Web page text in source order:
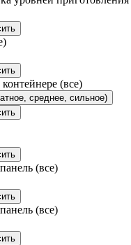
(все)
среднее, сильное)
(все)
(все)